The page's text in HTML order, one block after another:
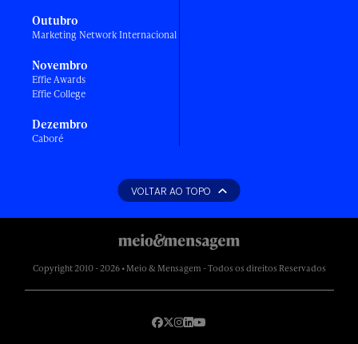
Outubro
Marketing Network Internacional
Novembro
Effie Awards
Effie College
Dezembro
Caboré
VOLTAR AO TOPO
Copyright 2010 - 2026 • Meio & Mensagem - Todos os direitos Reservados